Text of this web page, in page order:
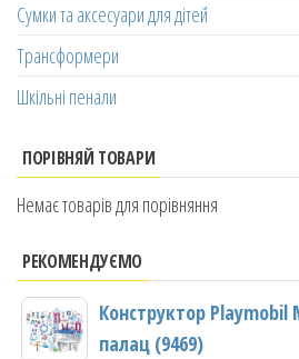
Сумки та аксесуари для дітей
Трансформери
Шкільні пенали
ПОРІВНЯЙ ТОВАРИ
Немає товарів для порівняння
РЕКОМЕНДУЄМО
Конструктор
палац (9469)